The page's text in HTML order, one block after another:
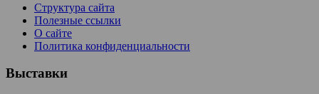
Структура сайта
Полезные ссылки
О сайте
Политика конфиденциальности
Выставки